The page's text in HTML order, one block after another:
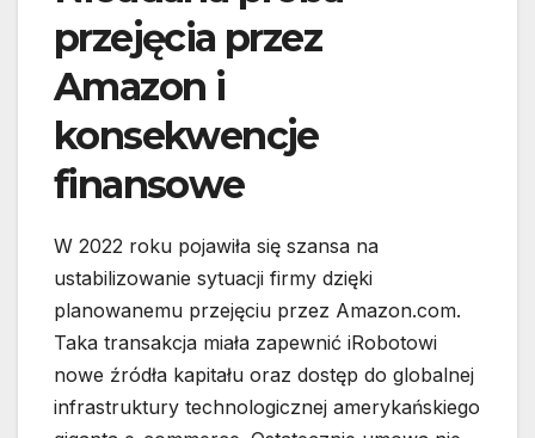
przejęcia przez
Amazon i
konsekwencje
finansowe
W 2022 roku pojawiła się szansa na
ustabilizowanie sytuacji firmy dzięki
planowanemu przejęciu przez Amazon.com.
Taka transakcja miała zapewnić iRobotowi
nowe źródła kapitału oraz dostęp do globalnej
infrastruktury technologicznej amerykańskiego